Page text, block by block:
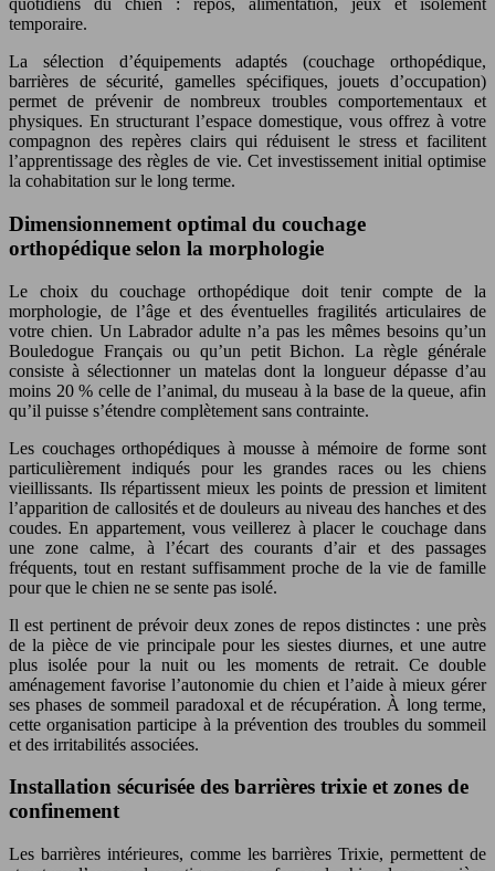
quotidiens du chien : repos, alimentation, jeux et isolement
temporaire.
La sélection d’équipements adaptés (couchage orthopédique,
barrières de sécurité, gamelles spécifiques, jouets d’occupation)
permet de prévenir de nombreux troubles comportementaux et
physiques. En structurant l’espace domestique, vous offrez à votre
compagnon des repères clairs qui réduisent le stress et facilitent
l’apprentissage des règles de vie. Cet investissement initial optimise
la cohabitation sur le long terme.
Dimensionnement optimal du couchage
orthopédique selon la morphologie
Le choix du couchage orthopédique doit tenir compte de la
morphologie, de l’âge et des éventuelles fragilités articulaires de
votre chien. Un Labrador adulte n’a pas les mêmes besoins qu’un
Bouledogue Français ou qu’un petit Bichon. La règle générale
consiste à sélectionner un matelas dont la longueur dépasse d’au
moins 20 % celle de l’animal, du museau à la base de la queue, afin
qu’il puisse s’étendre complètement sans contrainte.
Les couchages orthopédiques à mousse à mémoire de forme sont
particulièrement indiqués pour les grandes races ou les chiens
vieillissants. Ils répartissent mieux les points de pression et limitent
l’apparition de callosités et de douleurs au niveau des hanches et des
coudes. En appartement, vous veillerez à placer le couchage dans
une zone calme, à l’écart des courants d’air et des passages
fréquents, tout en restant suffisamment proche de la vie de famille
pour que le chien ne se sente pas isolé.
Il est pertinent de prévoir deux zones de repos distinctes : une près
de la pièce de vie principale pour les siestes diurnes, et une autre
plus isolée pour la nuit ou les moments de retrait. Ce double
aménagement favorise l’autonomie du chien et l’aide à mieux gérer
ses phases de sommeil paradoxal et de récupération. À long terme,
cette organisation participe à la prévention des troubles du sommeil
et des irritabilités associées.
Installation sécurisée des barrières trixie et zones de
confinement
Les barrières intérieures, comme les barrières Trixie, permettent de